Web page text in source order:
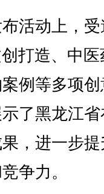
活动上，受
打造、中医
例等多项
了黑龙江
，进一步
争力。